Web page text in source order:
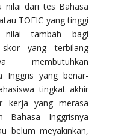
nilai dari tes Bahasa
TOEIC yang tinggi
nilai tambah bagi
yang terbilang
membutuhkan
Inggris yang benar-
tingkat akhir
kerja yang merasa
Bahasa Inggrisnya
belum meyakinkan,